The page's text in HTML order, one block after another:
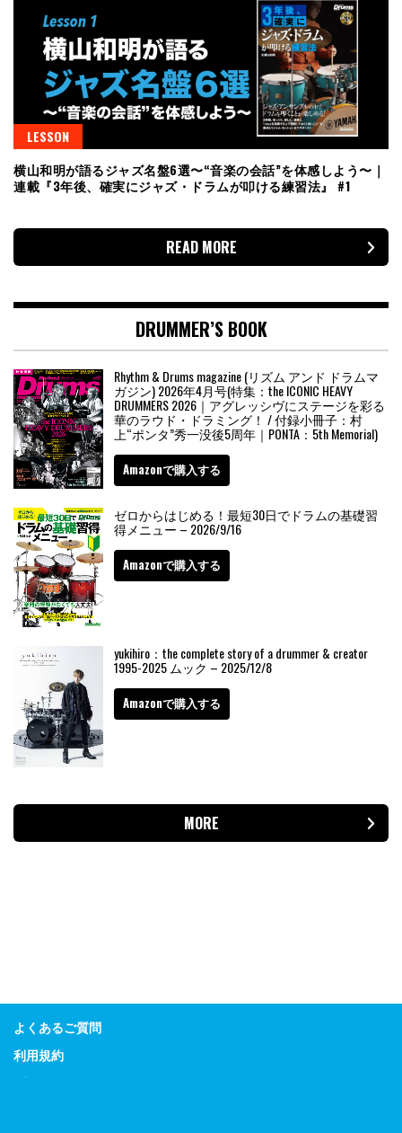
LESSON
横山和明が語るジャズ名盤6選〜“音楽の会話”を体感しよう〜｜
連載『3年後、確実にジャズ・ドラムが叩ける練習法』 #1
READ MORE
DRUMMER’S BOOK
Rhythm & Drums magazine (リズム アンド ドラムマ
ガジン) 2026年4月号(特集：the ICONIC HEAVY
DRUMMERS 2026｜アグレッシヴにステージを彩る
華のラウド・ドラミング！ / 付録小冊子：村
上“ポンタ”秀一没後5周年｜PONTA：5th Memorial)
Amazonで購入する
ゼロからはじめる！最短30日でドラムの基礎習
得メニュー – 2026/9/16
Amazonで購入する
yukihiro：the complete story of a drummer & creator
1995-2025 ムック – 2025/12/8
Amazonで購入する
MORE
よくあるご質問
利用規約
プライバシーポリシー